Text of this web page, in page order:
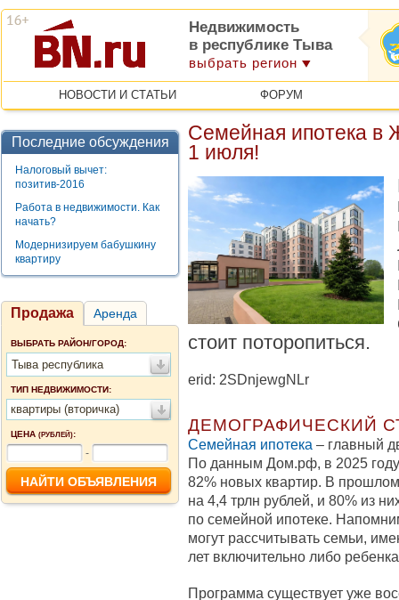
Недвижимость
в республике Тыва
выбрать регион
НОВОСТИ И СТАТЬИ ФОРУМ
Последние обсуждения
Налоговый вычет:
позитив-2016
Работа в недвижимости. Как
начать?
Модернизируем бабушкину
квартиру
Продажа Аренда
ВЫБРАТЬ РАЙОН/ГОРОД:
Тыва республика
ТИП НЕДВИЖИМОСТИ:
квартиры (вторичка)
ЦЕНА (РУБЛЕЙ):
-
Семейная ипотека в
1 июля!
стоит поторопиться.
erid: 2SDnjewgNLr
ДЕМОГРАФИЧЕСКИЙ
Семейная ипотека – главный
По данным Дом.рф, в 2025
82% новых квартир. В
на 4,4 трлн рублей, и 80% из
по семейной ипотеке.
могут рассчитывать семьи,
лет включительно либо
Программа существует уже